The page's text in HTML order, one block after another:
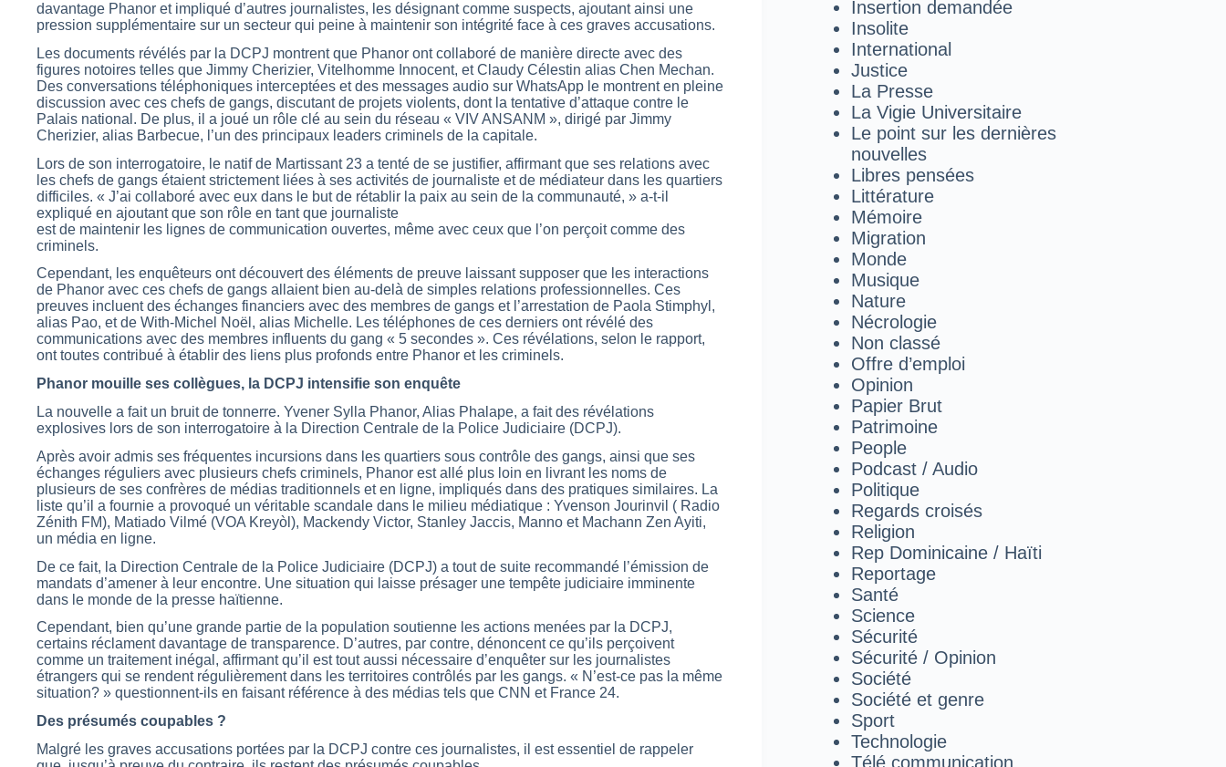
davantage Phanor et impliqué d’autres journalistes, les désignant comme suspects, ajoutant ainsi une
pression supplémentaire sur un secteur qui peine à maintenir son intégrité face à ces graves accusations.
Les documents révélés par la DCPJ montrent que Phanor ont collaboré de manière directe avec des
figures notoires telles que Jimmy Cherizier, Vitelhomme Innocent, et Claudy Célestin alias Chen Mechan.
Des conversations téléphoniques interceptées et des messages audio sur WhatsApp le montrent en pleine
discussion avec ces chefs de gangs, discutant de projets violents, dont la tentative d’attaque contre le
Palais national. De plus, il a joué un rôle clé au sein du réseau « VIV ANSANM », dirigé par Jimmy
Cherizier, alias Barbecue, l’un des principaux leaders criminels de la capitale.
Lors de son interrogatoire, le natif de Martissant 23 a tenté de se justifier, affirmant que ses relations avec
les chefs de gangs étaient strictement liées à ses activités de journaliste et de médiateur dans les quartiers
difficiles. « J’ai collaboré avec eux dans le but de rétablir la paix au sein de la communauté, » a-t-il
expliqué en ajoutant que son rôle en tant que journaliste
est de maintenir les lignes de communication ouvertes, même avec ceux que l’on perçoit comme des
criminels.
Cependant, les enquêteurs ont découvert des éléments de preuve laissant supposer que les interactions
de Phanor avec ces chefs de gangs allaient bien au-delà de simples relations professionnelles. Ces
preuves incluent des échanges financiers avec des membres de gangs et l’arrestation de Paola Stimphyl,
alias Pao, et de With-Michel Noël, alias Michelle. Les téléphones de ces derniers ont révélé des
communications avec des membres influents du gang « 5 secondes ». Ces révélations, selon le rapport,
ont toutes contribué à établir des liens plus profonds entre Phanor et les criminels.
Phanor mouille ses collègues, la DCPJ intensifie son enquête
La nouvelle a fait un bruit de tonnerre. Yvener Sylla Phanor, Alias Phalape, a fait des révélations
explosives lors de son interrogatoire à la Direction Centrale de la Police Judiciaire (DCPJ).
Après avoir admis ses fréquentes incursions dans les quartiers sous contrôle des gangs, ainsi que ses
échanges réguliers avec plusieurs chefs criminels, Phanor est allé plus loin en livrant les noms de
plusieurs de ses confrères de médias traditionnels et en ligne, impliqués dans des pratiques similaires. La
liste qu’il a fournie a provoqué un véritable scandale dans le milieu médiatique : Yvenson Jourinvil ( Radio
Zénith FM), Matiado Vilmé (VOA Kreyòl), Mackendy Victor, Stanley Jaccis, Manno et Machann Zen Ayiti,
un média en ligne.
De ce fait, la Direction Centrale de la Police Judiciaire (DCPJ) a tout de suite recommandé l’émission de
mandats d’amener à leur encontre. Une situation qui laisse présager une tempête judiciaire imminente
dans le monde de la presse haïtienne.
Cependant, bien qu’une grande partie de la population soutienne les actions menées par la DCPJ,
certains réclament davantage de transparence. D’autres, par contre, dénoncent ce qu’ils perçoivent
comme un traitement inégal, affirmant qu’il est tout aussi nécessaire d’enquêter sur les journalistes
étrangers qui se rendent régulièrement dans les territoires contrôlés par les gangs. « N’est-ce pas la même
situation? » questionnent-ils en faisant référence à des médias tels que CNN et France 24.
Des présumés coupables ?
Malgré les graves accusations portées par la DCPJ contre ces journalistes, il est essentiel de rappeler
Insertion demandée
Insolite
International
Justice
La Presse
La Vigie Universitaire
Le point sur les dernières
nouvelles
Libres pensées
Littérature
Mémoire
Migration
Monde
Musique
Nature
Nécrologie
Non classé
Offre d’emploi
Opinion
Papier Brut
Patrimoine
People
Podcast / Audio
Politique
Regards croisés
Religion
Rep Dominicaine / Haïti
Reportage
Santé
Science
Sécurité
Sécurité / Opinion
Société
Société et genre
Sport
Technologie
Télé communication